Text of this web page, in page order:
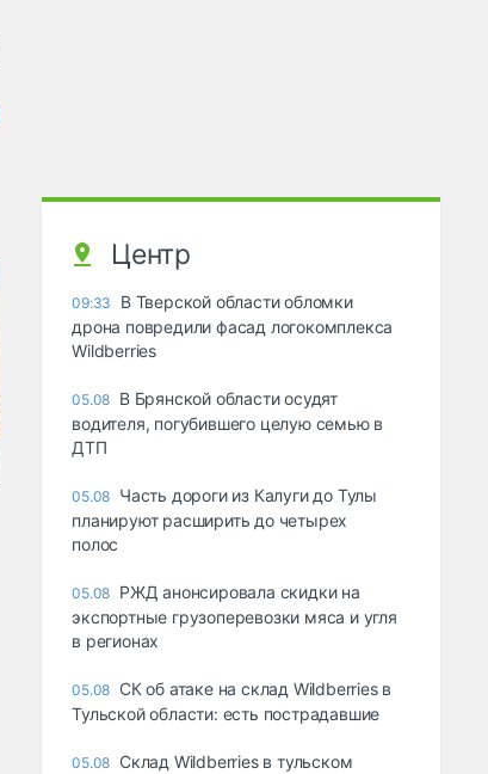
Центр
09:33
В Тверской области обломки
дрона повредили фасад логокомплекса
Wildberries
05.08 В Брянской области осудят
водителя, погубившего целую семью в
ДТП
05.08 Часть дороги из Калуги до Тулы
планируют расширить до четырех
полос
05.08 РЖД анонсировала скидки на
экспортные грузоперевозки мяса и угля
в регионах
05.08 СК об атаке на склад Wildberries в
Тульской области: есть пострадавшие
05.08 Склад Wildberries в тульском